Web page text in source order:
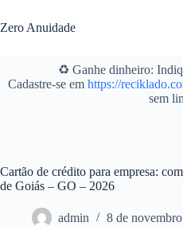
para
o
Zero Anuidade
♻️ Ganhe dinheiro:
Cadastre-se em https://
sem
Cartão de crédito para empresa:
de Goiás – GO – 2026
admin
8 de